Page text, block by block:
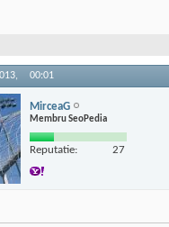
00:01
MirceaG
Membru SeoPedia
Reputatie: 27